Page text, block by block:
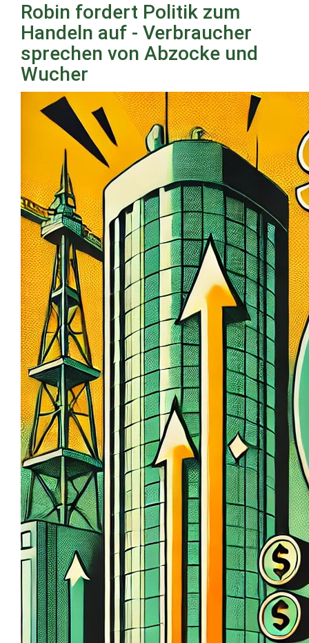
Robin fordert Politik zum
Handeln auf - Verbraucher
sprechen von Abzocke und
Wucher